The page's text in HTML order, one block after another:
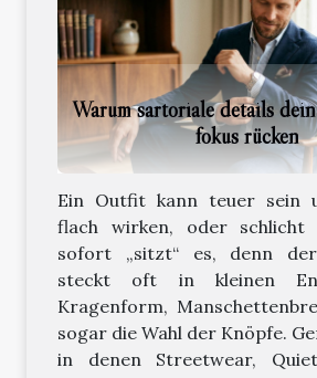
Warum sartoriale details
fokus rücken
Ein Outfit kann teuer sein
flach wirken, oder schlicht
sofort „sitzt“ es, denn
steckt oft in kleinen
Kragenform,
sogar die Wahl der Knöpfe.
in denen Streetwear,